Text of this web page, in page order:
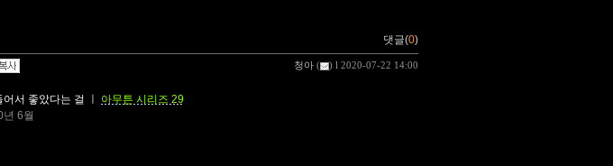
댓글(0)
청아 ( ) l 2020-07-22 14:00
서 좋았다는 걸
아무튼 시리즈 29
년 6월